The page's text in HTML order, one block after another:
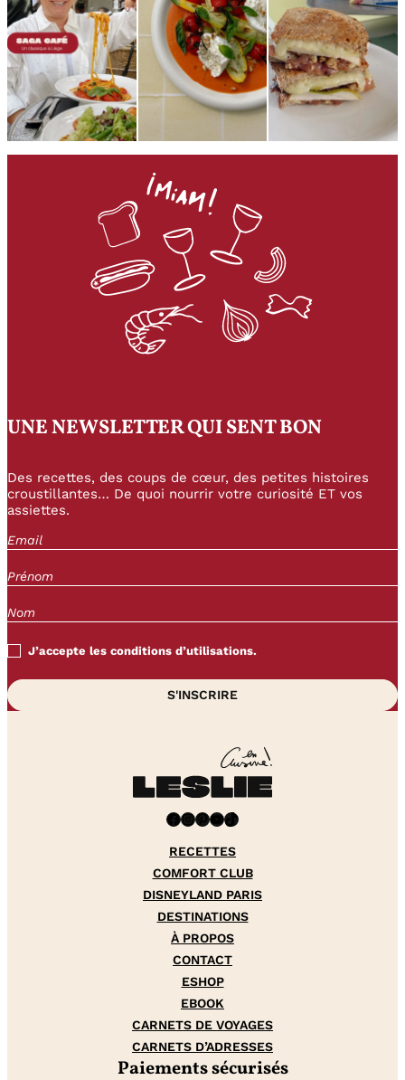
UNE NEWSLETTER QUI SENT BON
Des recettes, des coups de cœur, des petites histoires
croustillantes… De quoi nourrir votre curiosité ET vos
assiettes.
J’accepte les conditions d’utilisations.
Facebook InstagramPinterest YouTube TikTok
RECETTES
COMFORT CLUB
DISNEYLAND PARIS
DESTINATIONS
À PROPOS
CONTACT
ESHOP
EBOOK
CARNETS DE VOYAGES
CARNETS D’ADRESSES
Paiements sécurisés